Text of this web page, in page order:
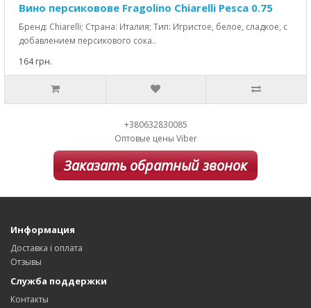
Вино персиковове Fragolino Chiarelli Pesca 0.75
Бренд: Chiarelli; Страна: Италия; Тип: Игристое, белое, сладкое, с
добавлением персикового сока..
164 грн.
+380632830085
Оптовые цены Viber
Заказать обратный звонок
Информация
Доставка і оплата
Отзывы
Служба поддержки
Контакты